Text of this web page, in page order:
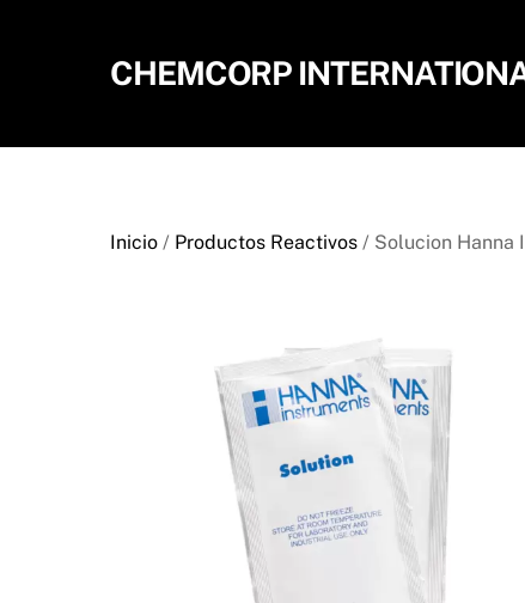
CHEMCORP
Inicio / Productos Reactivos / Solucion Hanna